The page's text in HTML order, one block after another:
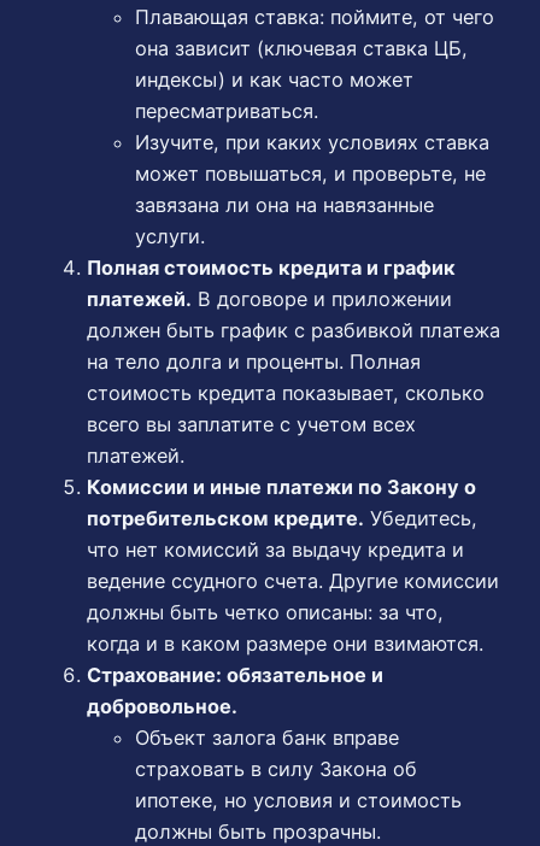
Плавающая ставка: поймите, от чего
она зависит (ключевая ставка ЦБ,
индексы) и как часто может
пересматриваться.
Изучите, при каких условиях ставка
может повышаться, и проверьте, не
завязана ли она на навязанные
услуги.
Полная стоимость кредита и график
платежей. В договоре и приложении
должен быть график с разбивкой платежа
на тело долга и проценты. Полная
стоимость кредита показывает, сколько
всего вы заплатите с учетом всех
платежей.
Комиссии и иные платежи по Закону о
потребительском кредите. Убедитесь,
что нет комиссий за выдачу кредита и
ведение ссудного счета. Другие комиссии
должны быть четко описаны: за что,
когда и в каком размере они взимаются.
Страхование: обязательное и
добровольное.
Объект залога банк вправе
страховать в силу Закона об
ипотеке, но условия и стоимость
должны быть прозрачны.